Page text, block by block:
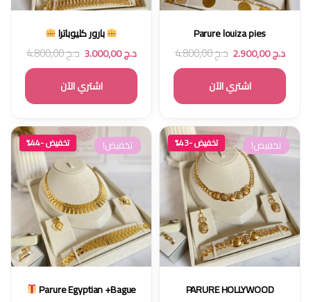
Parure louiza pies
د.ج2.900,00 د.ج4.800,00
اشتري الآن
بارور كليوباترا
د.ج3.000,00 د.ج4.800,00
اشتري الآن
تخفيض! تخفيض -43%
PARURE HOLLYWOOD
تخفيض! تخفيض -44%
Parure Egyptian +Bague